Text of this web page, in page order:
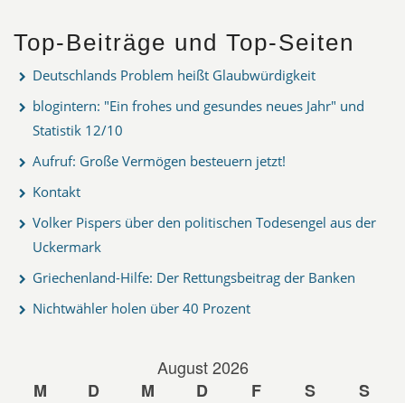
Top-Beiträge und Top-Seiten
Deutschlands Problem heißt Glaubwürdigkeit
blogintern: "Ein frohes und gesundes neues Jahr" und
Statistik 12/10
Aufruf: Große Vermögen besteuern jetzt!
Kontakt
Volker Pispers über den politischen Todesengel aus der
Uckermark
Griechenland-Hilfe: Der Rettungsbeitrag der Banken
Nichtwähler holen über 40 Prozent
August 2026
M
D M D F S
S